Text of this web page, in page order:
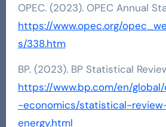
OPEC. (2023). OPEC Annual
https://www.opec.org/
s/338.htm
BP. (2023). BP Statistical
https://www.bp.com/en/
-economics/statistical-
energy.html